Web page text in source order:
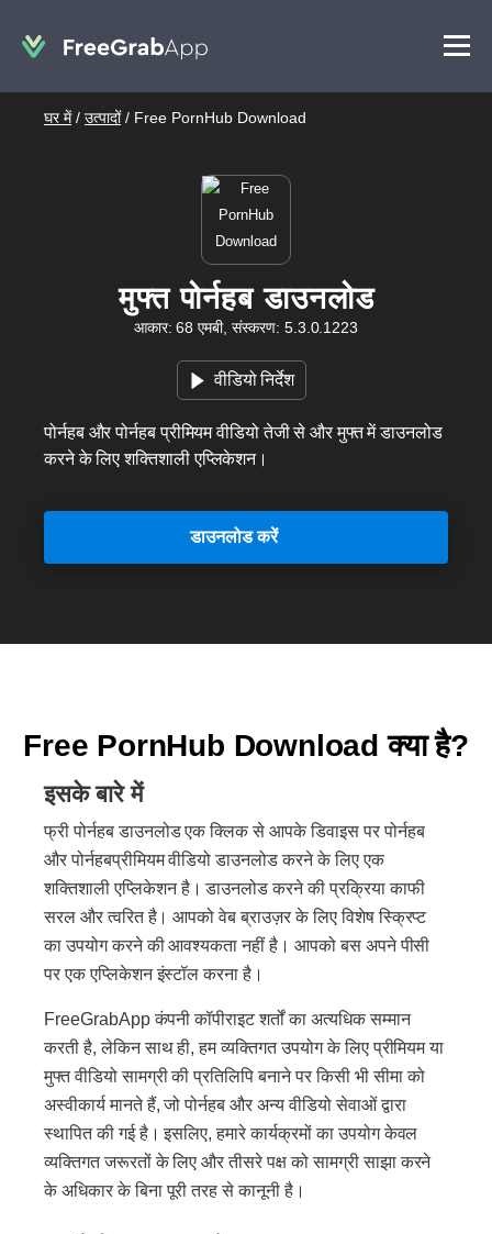
घर में/ उत्पादों/ Free PornHub Download
मुफ्त पोर्नहब डाउनलोड
आकार: 68 एमबी, संस्करण: 5.3.0.1223
वीडियो निर्देश
पोर्नहब और पोर्नहब प्रीमियम वीडियो तेजी से और मुफ्त में डाउनलोड
करने के लिए शक्तिशाली एप्लिकेशन।
डाउनलोड करें
Free PornHub Download क्या है?
इसके बारे में
फ्री पोर्नहब डाउनलोड एक क्लिक से आपके डिवाइस पर पोर्नहब
और पोर्नहबप्रीमियम वीडियो डाउनलोड करने के लिए एक
शक्तिशाली एप्लिकेशन है। डाउनलोड करने की प्रक्रिया काफी
सरल और त्वरित है। आपको वेब ब्राउज़र के लिए विशेष स्क्रिप्ट
का उपयोग करने की आवश्यकता नहीं है। आपको बस अपने पीसी
पर एक एप्लिकेशन इंस्टॉल करना है।
FreeGrabApp कंपनी कॉपीराइट शर्तों का अत्यधिक सम्मान
करती है, लेकिन साथ ही, हम व्यक्तिगत उपयोग के लिए प्रीमियम या
मुफ्त वीडियो सामग्री की प्रतिलिपि बनाने पर किसी भी सीमा को
अस्वीकार्य मानते हैं, जो पोर्नहब और अन्य वीडियो सेवाओं द्वारा
स्थापित की गई है। इसलिए, हमारे कार्यक्रमों का उपयोग केवल
व्यक्तिगत जरूरतों के लिए और तीसरे पक्ष को सामग्री साझा करने
के अधिकार के बिना पूरी तरह से कानूनी है।